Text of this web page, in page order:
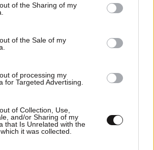
or usage behaviour. You may click to
to Google and its third-party tags to
specified purposes in below Google
of the Sharing of my
of the Sale of my
of processing my
for Targeted Advertising.
of Collection, Use,
and/or Sharing of my
that Is Unrelated with the
it was collected.
– Τα 33α γενέθλια και τα
Βασιλειάδη: «Καμία στιγμή